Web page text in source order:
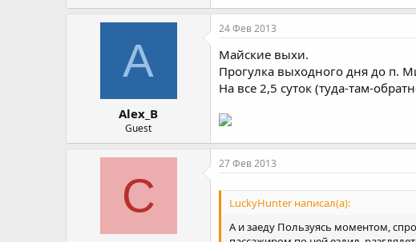
A
Alex_B
Guest
24 Фев 2013
Майские выхи.
Прогулка выходного дня до п.
На все 2,5 суток (туда-там-
C
27 Фев 2013
LuckyHunter написал(а):
А и заеду Пользуясь моментом,